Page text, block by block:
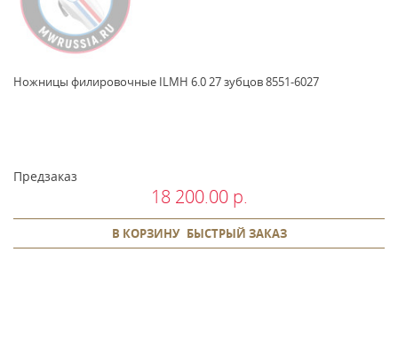
Ножницы филировочные ILMH 6.0 27 зубцов 8551-6027
Предзаказ
18 200.00 р.
В КОРЗИНУ БЫСТРЫЙ ЗАКАЗ